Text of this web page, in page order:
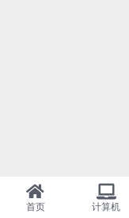
首页 计算机